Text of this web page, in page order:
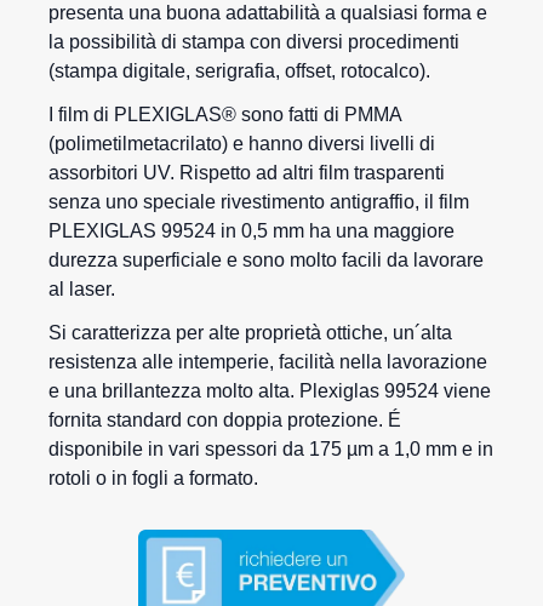
presenta una buona adattabilità a qualsiasi forma e
la possibilità di stampa con diversi procedimenti
(stampa digitale, serigrafia, offset, rotocalco).
I film di PLEXIGLAS® sono fatti di PMMA
(polimetilmetacrilato) e hanno diversi livelli di
assorbitori UV. Rispetto ad altri film trasparenti
senza uno speciale rivestimento antigraffio, il film
PLEXIGLAS 99524 in 0,5 mm ha una maggiore
durezza superficiale e sono molto facili da lavorare
al laser.
Si caratterizza per alte proprietà ottiche, un´alta
resistenza alle intemperie, facilità nella lavorazione
e una brillantezza molto alta. Plexiglas 99524 viene
fornita standard con doppia protezione. É
disponibile in vari spessori da 175 µm a 1,0 mm e in
rotoli o in fogli a formato.